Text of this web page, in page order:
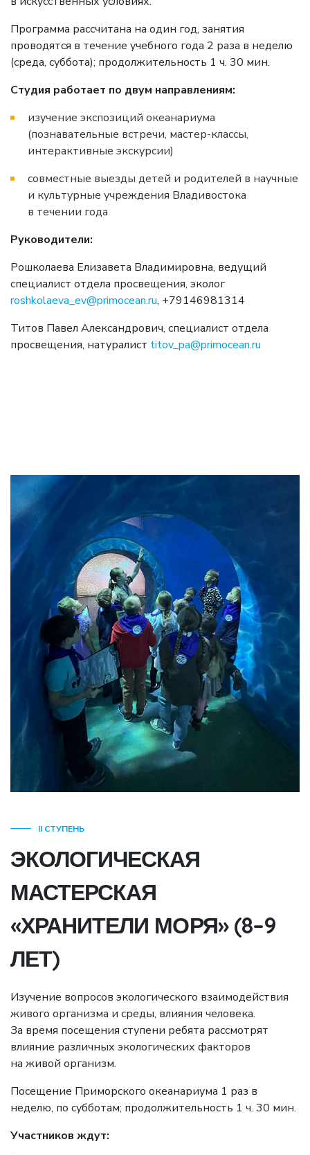
Программа рассчитана на один год, занятия
проводятся в течение учебного года 2 раза в неделю
(среда, суббота); продолжительность 1 ч. 30 мин.
Студия работает по двум направлениям:
изучение экспозиций океанариума
(познавательные встречи, мастер-классы,
интерактивные экскурсии)
совместные выезды детей и родителей в научные
и культурные учреждения Владивостока
в течении года
Руководители:
Рошколаева Елизавета Владимировна, ведущий
специалист отдела просвещения, эколог
roshkolaeva_ev@primocean.ru, +79146981314
Титов Павел Александрович, специалист отдела
просвещения, натуралист titov_pa@primocean.ru
II СТУПЕНЬ
ЭКОЛОГИЧЕСКАЯ
МАСТЕРСКАЯ
«ХРАНИТЕЛИ МОРЯ» (8–9
ЛЕТ)
Изучение вопросов экологического взаимодействия
живого организма и среды, влияния человека.
За время посещения ступени ребята рассмотрят
влияние различных экологических факторов
на живой организм.
Посещение Приморского океанариума 1 раз в
неделю, по субботам; продолжительность 1 ч. 30 мин.
Участников ждут: